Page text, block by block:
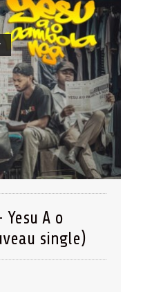
A o
single)